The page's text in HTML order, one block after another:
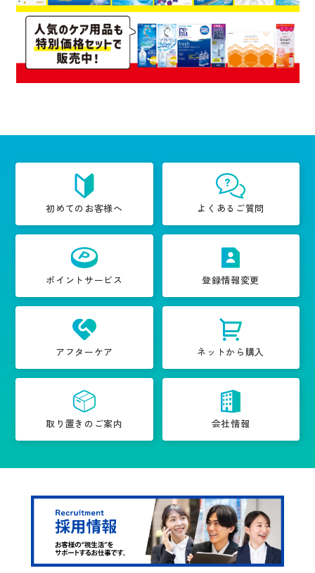
初めてのお客様へ よくあるご質問
ポイントサービス 登録情報変更
アフターケア ネットから購入
取り置きのご案内 会社情報